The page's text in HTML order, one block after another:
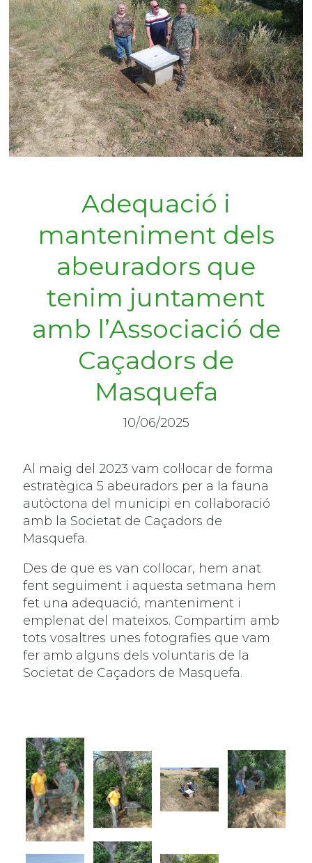
Adequació i
manteniment dels
abeuradors que
tenim juntament
amb l’Associació de
Caçadors de
Masquefa
10/06/2025
Al maig del 2023 vam col·locar de forma
estratègica 5 abeuradors per a la fauna
autòctona del municipi en col·laboració
amb la Societat de Caçadors de
Masquefa.
Des de que es van col·locar, hem anat
fent seguiment i aquesta setmana hem
fet una adequació, manteniment i
emplenat del mateixos. Compartim amb
tots vosaltres unes fotografies que vam
fer amb alguns dels voluntaris de la
Societat de Caçadors de Masquefa.